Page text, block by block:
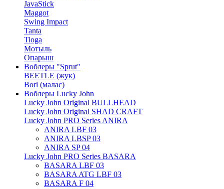
JavaStick
Maggot
Swing Impact
Tanta
Tioga
Мотыль
Опарыш
Воблеры "Sprut"
BEETLE (жук)
Bori (малас)
Воблеры Lucky John
Lucky John Original BULLHEAD
Lucky John Original SHAD CRAFT
Lucky John PRO Series ANIRA
ANIRA LBF 03
ANIRA LBSP 03
ANIRA SP 04
Lucky John PRO Series BASARA
BASARA LBF 03
BASARA ATG LBF 03
BASARA F 04